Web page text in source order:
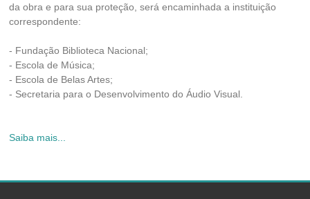
da obra e para sua proteção, será encaminhada a instituição
correspondente:
- Fundação Biblioteca Nacional;
- Escola de Música;
- Escola de Belas Artes;
- Secretaria para o Desenvolvimento do Áudio Visual.
Saiba mais...